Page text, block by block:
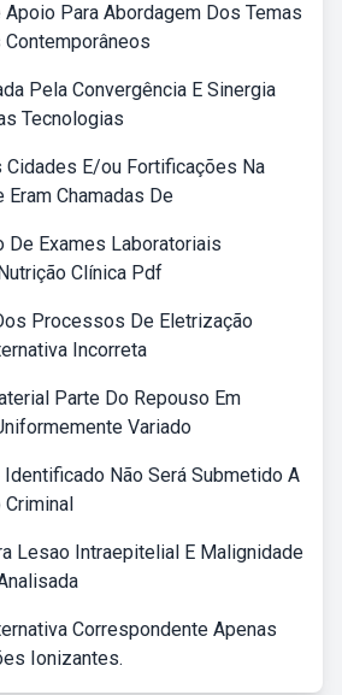
Para Abordagem Dos Temas
Pela Convergência E Sinergia
Tecnologias
Cidades E/ou Fortificações Na
Eram Chamadas De
De Exames Laboratoriais
Clínica Pdf
Processos De Eletrização
Incorreta
Parte Do Repouso Em
Variado
Não Será Submetido A
Lesao Intraepitelial E Malignidade
Correspondente Apenas
Ionizantes.